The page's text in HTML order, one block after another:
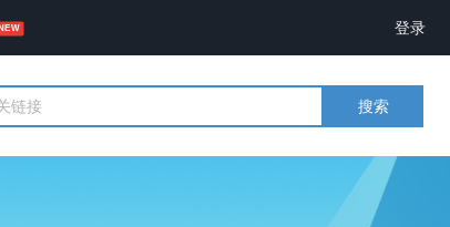
登录
搜索